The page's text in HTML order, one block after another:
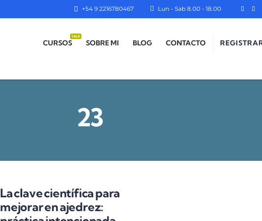
Lun - Sab 8.00 - 18.00
+54 9 2216780467
CURSOS
SALE
SOBRE MI BLOG CONTACTO
23
La clave científica para
mejorar en ajedrez: